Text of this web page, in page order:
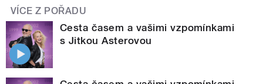
VÍCE Z POŘADU
Cesta časem a vašimi vzpomínkami
s Jitkou Asterovou